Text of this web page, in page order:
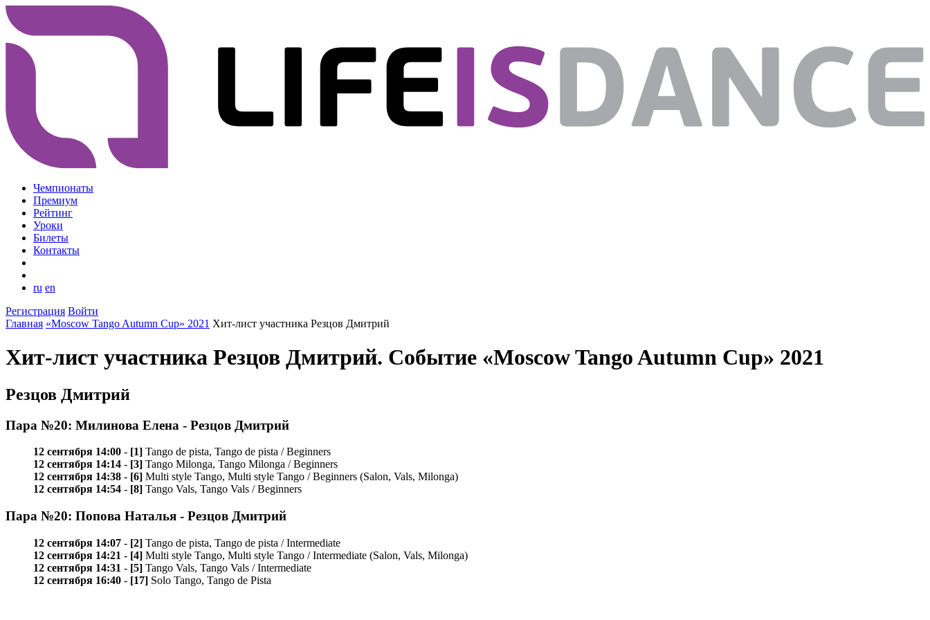
Чемпионаты
Премиум
Рейтинг
Уроки
Билеты
Контакты
ru en
Регистрация Войти
Главная «Moscow Tango Autumn Cup» 2021 Хит-лист участника Резцов Дмитрий
Хит-лист участника Резцов Дмитрий. Событие «Moscow Tango Autumn Cup» 2021
Резцов Дмитрий
Пара №20: Милинова Елена - Резцов Дмитрий
12 сентября 14:00 - [1] Tango de pista, Tango de pista / Beginners
12 сентября 14:14 - [3] Tango Milonga, Tango Milonga / Beginners
12 сентября 14:38 - [6] Multi style Tango, Multi style Tango / Beginners (Salon, Vals, Milonga)
12 сентября 14:54 - [8] Tango Vals, Tango Vals / Beginners
Пара №20: Попова Наталья - Резцов Дмитрий
12 сентября 14:07 - [2] Tango de pista, Tango de pista / Intermediate
12 сентября 14:21 - [4] Multi style Tango, Multi style Tango / Intermediate (Salon, Vals, Milonga)
12 сентября 14:31 - [5] Tango Vals, Tango Vals / Intermediate
12 сентября 16:40 - [17] Solo Tango, Tango de Pista